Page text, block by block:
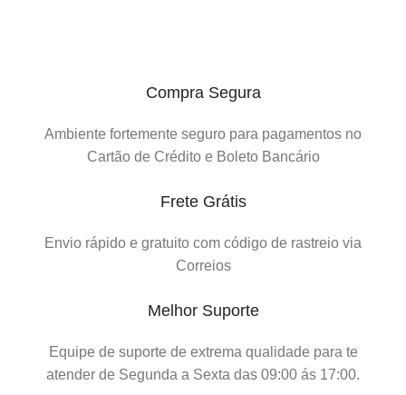
Compra Segura
Ambiente fortemente seguro para pagamentos no
Cartão de Crédito e Boleto Bancário
Frete Grátis
Envio rápido e gratuito com código de rastreio via
Correios
Melhor Suporte
Equipe de suporte de extrema qualidade para te
atender de Segunda a Sexta das 09:00 ás 17:00.